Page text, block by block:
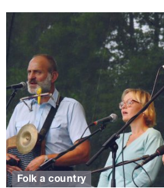
Folk a country